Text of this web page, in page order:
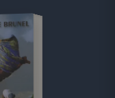
1996-1999, avec
familial pour
de plusieurs